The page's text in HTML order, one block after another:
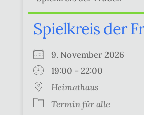
Spielkreis der
9. November 2026
19:00 - 22:00
Heimathaus
Termin für alle